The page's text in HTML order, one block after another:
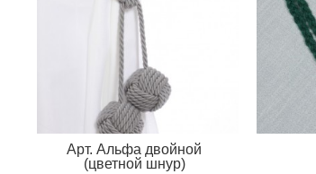
Арт. Альфа двойной
(цветной шнур)